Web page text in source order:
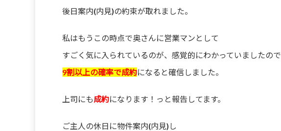
後日案内(内見)の約束が取れました。
私はもうこの時点で奥さんに営業マンとして
すごく気に入られているのが、感覚的にわかっていましたので
9割以上の確率で成約になると確信しました。
上司にも成約になります！っと報告してます。
ご主人の休日に物件案内(内見)し